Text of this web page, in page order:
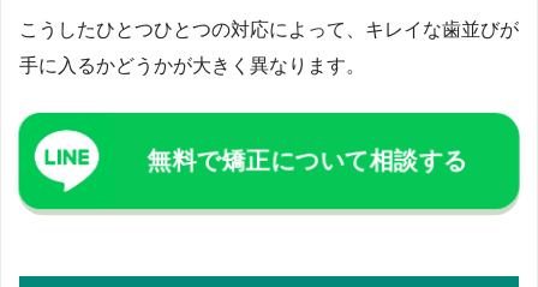
こうしたひとつひとつの対応によって、キレイな歯並びが
手に入るかどうかが大きく異なります。
無料で矯正について相談する